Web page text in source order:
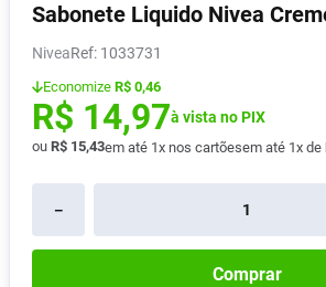
Sabonete Liquido Nivea
Nivea : 1033731
Economize R$ 0,46
R$ 14,97à vista no PIX
ou R$ 15,43em até 1x nos cartõesem até 1x de
－
Comprar
7º Desodorante
8º Pampers Confort Sec
Vitamina D
10 Soro Fisiológico